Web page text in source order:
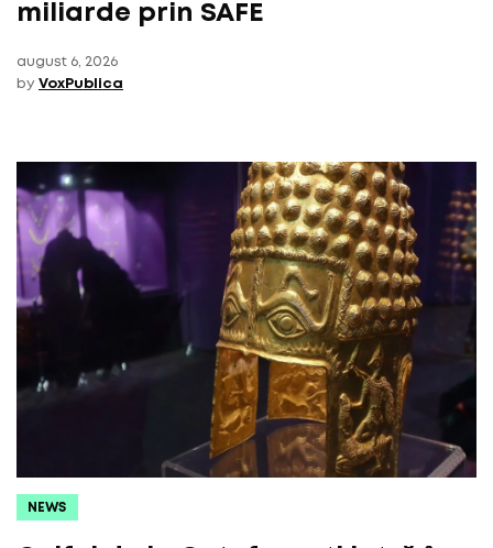
miliarde prin SAFE
august 6, 2026
by VoxPublica
NEWS